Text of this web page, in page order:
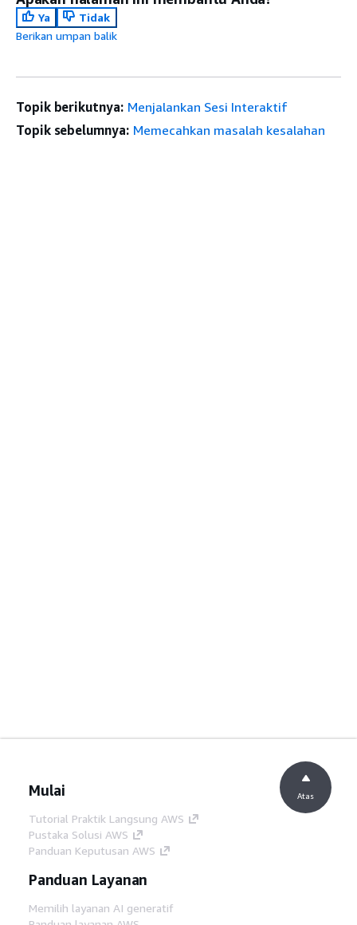
Ya
Tidak
Berikan umpan balik
Topik berikutnya: Menjalankan Sesi Interaktif
Topik sebelumnya: Memecahkan masalah kesalahan
Mulai
Tutorial Praktik Langsung AWS
Pustaka Solusi AWS
Panduan Keputusan AWS
Panduan Layanan
Memilih layanan AI generatif
Atas